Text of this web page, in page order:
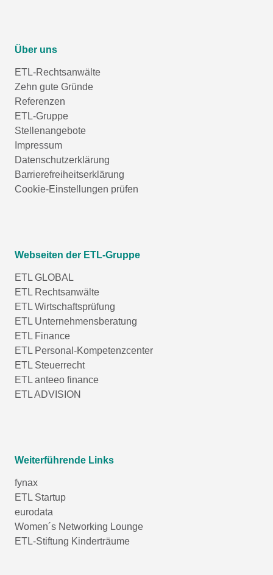
Über uns
ETL-Rechtsanwälte
Zehn gute Gründe
Referenzen
ETL-Gruppe
Stellenangebote
Impressum
Datenschutzerklärung
Barrierefreiheitserklärung
Cookie-Einstellungen prüfen
Webseiten der ETL-Gruppe
ETL GLOBAL
ETL Rechtsanwälte
ETL Wirtschaftsprüfung
ETL Unternehmensberatung
ETL Finance
ETL Personal-Kompetenzcenter
ETL Steuerrecht
ETL anteeo finance
ETL ADVISION
Weiterführende Links
fynax
ETL Startup
eurodata
Women´s Networking Lounge
ETL-Stiftung Kinderträume